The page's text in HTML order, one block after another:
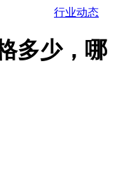
行业动态
多少，哪